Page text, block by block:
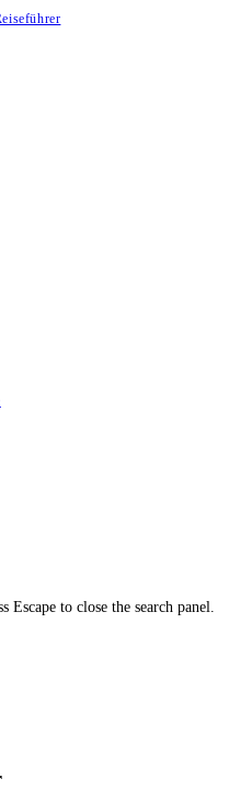
Escape to close the search panel.